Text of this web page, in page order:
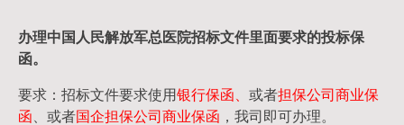
办理中国人民解放军总医院招标文件里面要求的投标保
函。
要求：招标文件要求使用银行保函、 或者担保公司商业保
函 、或者国企担保公司商业保函 ，我司即可办理。